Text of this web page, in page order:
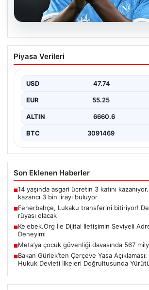
08.08.2026
Fenerbahçe, Lukaku
bitiriyor! Defansların korkulu
Piyasa Verileri
USD 47.74
EUR 55.25
ALTIN 6660.6
BTC 3091469
Son Eklenen Haberler
■14 yaşında asgari ücretin 3 katını
kazancı 3 bin lirayı buluyor
■Fenerbahçe, Lukaku transferini bitiriyor!
rüyası olacak
■Kelebek.Org İle Dijital İletişimin Seviyeli
Deneyimi
■Meta’ya çocuk güvenliği davasında 567
■Bakan Gürlek’ten Çerçeve Yasa
Hukuk Devleti İlkeleri Doğrultusunda